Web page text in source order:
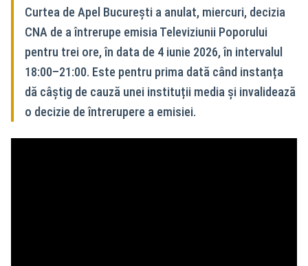
Curtea de Apel București a anulat, miercuri, decizia
CNA de a întrerupe emisia Televiziunii Poporului
pentru trei ore, în data de 4 iunie 2026, în intervalul
18:00–21:00. Este pentru prima dată când instanța
dă câștig de cauză unei instituții media și invalidează
o decizie de întrerupere a emisiei.